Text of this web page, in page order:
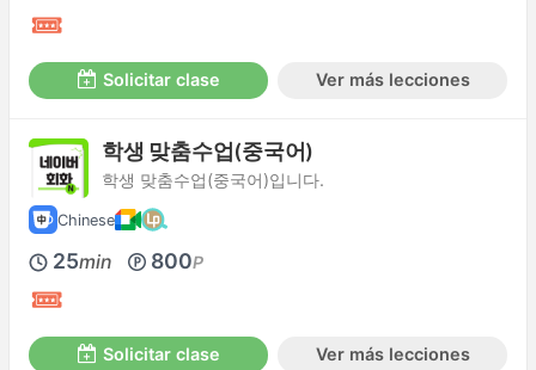
Solicitar clase Ver más lecciones
학생 맞춤수업(중국어)
학생 맞춤수업(중국어)입니다.
Chinese
25min 800P
Solicitar clase Ver más lecciones